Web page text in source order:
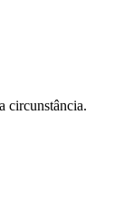
circunstância.